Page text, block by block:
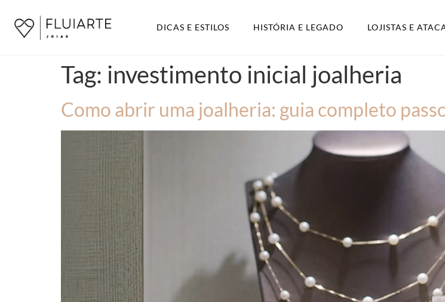
DICAS E ESTILOS HISTÓRIA E LEGADO LOJISTAS E
Tag: investimento inicial joalheria
Como abrir uma joalheria: guia completo